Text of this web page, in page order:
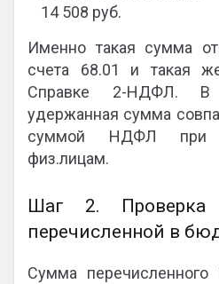
14 508 руб.
Именно такая сумма
счета 68.01 и такая
Справке 2-НДФЛ. В
удержанная сумма
суммой НДФЛ при
физ.лицам.
Шаг 2.
перечисленной в
Сумма